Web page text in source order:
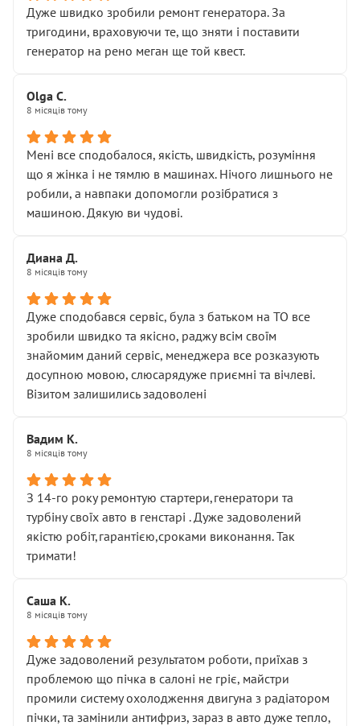
• реальної діагностики, а не формального
“подивились і поїхав”
На жаль, складається враження, що сервіс працює не
Стосовно комунікації - все добре
Дуже швидко зробили ремонт генератора. За
тригодини, враховуючи те, що зняти і поставити
генератор на рено меган ще той квест.
Olga С.
8 місяців тому
Мені все сподобалося, якість, швидкість, розуміння
що я жінка і не тямлю в машинах. Нічого лишнього не
робили, а навпаки допомогли розібратися з
машиною. Дякую ви чудові.
Диана Д.
8 місяців тому
Дуже сподобався сервіс, була з батьком на ТО все
зробили швидко та якісно, раджу всім своїм
знайомим даний сервіс, менеджера все розказують
досупною мовою, слюсарядуже приємні та вічлеві.
Візитом залишились задоволені
Вадим К.
8 місяців тому
З 14-го року ремонтую стартери,генератори та
турбіну своїх авто в генстарі . Дуже задоволений
якістю робіт,гарантією,сроками виконання. Так
тримати!
Саша К.
8 місяців тому
Дуже задоволений результатом роботи, приїхав з
проблемою що пічка в салоні не гріє, майстри
промили систему охолодження двигуна з радіатором
пічки, та замінили антифриз, зараз в авто дуже тепло,